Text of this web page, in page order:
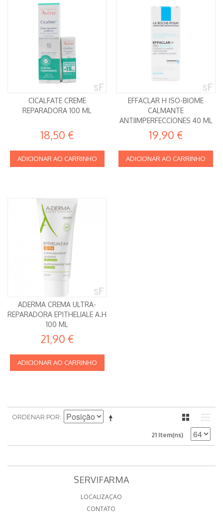
CICALFATE CREME
REPARADORA 100 ML
18,50 €
ADICIONAR AO CARRINHO
EFFACLAR H ISO-BIOME
CALMANTE
ANTIIMPERFECCIONES 40 ML
LA ROCHE POSAY
19,90 €
ADICIONAR AO CARRINHO
ADERMA CREMA ULTRA-
REPARADORA EPITHELIALE A.H
100 ML
21,90 €
ADICIONAR AO CARRINHO
ORDENAR POR
21 Item(ns)
SERVIFARMA
LOCALIZAÇAO
CONTATO